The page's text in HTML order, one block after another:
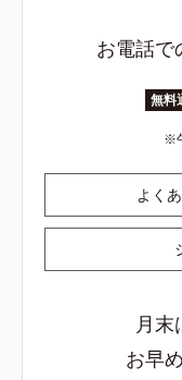
お電話で
無料
よく
月
お早